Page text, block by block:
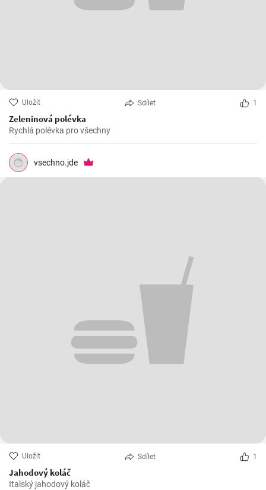
Uložit Sdílet 1
Zeleninová polévka
Rychlá polévka pro všechny
vsechno.jde
Uložit Sdílet 1
Jahodový koláč
Italský jahodový koláč